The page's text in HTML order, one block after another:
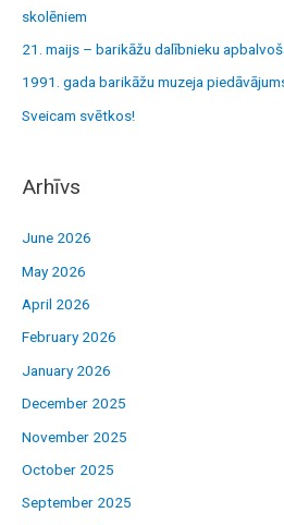
o
skolēniem
21. maijs – barikāžu dalībnieku
1991. gada barikāžu muzeja
Sveicam svētkos!
Arhīvs
June 2026
May 2026
April 2026
February 2026
January 2026
December 2025
November 2025
October 2025
September 2025